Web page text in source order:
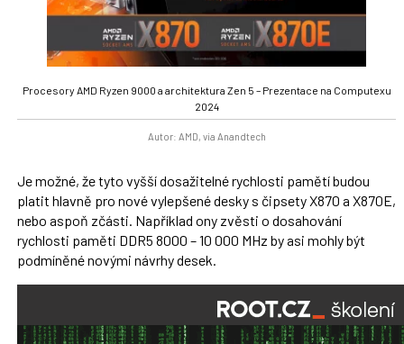
Procesory AMD Ryzen 9000 a architektura Zen 5 – Prezentace na Computexu
2024
Autor: AMD, via Anandtech
Je možné, že tyto vyšší dosažitelné rychlosti pamětí budou
platit hlavně pro nové vylepšené desky s čipsety X870 a X870E,
nebo aspoň zčásti. Například ony zvěsti o dosahování
rychlosti paměti DDR5 8000 – 10 000 MHz by asi mohly být
podmíněné novými návrhy desek.